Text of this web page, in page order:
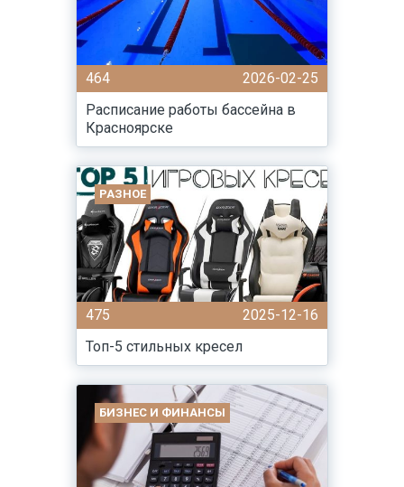
464
2026-02-25
Расписание работы бассейна в
Красноярске
РАЗНОЕ
475
2025-12-16
Топ-5 стильных кресел
БИЗНЕС И ФИНАНСЫ